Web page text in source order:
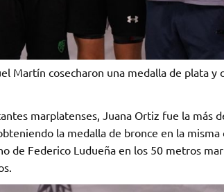
Martín cosecharon una medalla de plata
marplatenses, Juana Ortiz fue la más
la medalla de bronce en la misma
de Federico Ludueña en los 50 metros